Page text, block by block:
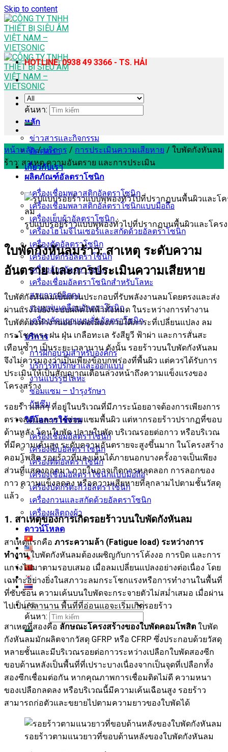
Skip to content
หลัก
ข่าวสารและกิจกรรม
ติดต่อเรา
เกี่ยวกับเรา
ผลิตภัณฑ์อัลตราโซนิก
เครื่องเชื่อมพลาสติกอัลตราโซนิก
เครื่องเชื่อมพลาสติกอัลตราโซนิกแบบมือถือ
เครื่องเย็บผ้าอัลตราโซนิก
เครื่องโฮโมจีไนเซอร์และสกัดด้วยอัลตราโซนิก
เครื่องตัดอัลตราโซนิก
เครื่องบัดกรีอัลตราโซนิก
เครื่องล้างอัลตราโซนิก
เครื่องเชื่อมอัลตราโซนิกสำหรับโลหะ
สายการผลิตถุง
ระบบพ่นเคลือบอัลตราโซนิก
เครื่องคัดแยกแบบสั่นอัลตราโซนิก
บริการ
การฝึกอบรมสำหรับองค์กร
บริการที่ปรึกษาและออกแบบ
งานแปรรูปโลหะ
ซ่อมแซม – บำรุงรักษา
กันซึม
วิดีโอการใช้งาน
เครื่องเชื่อมอัลตราโซนิก
เครื่องเย็บอัลตราโซนิก
เครื่องตัดอัลตราโซนิก
เครื่องเชื่อมอัลตราโซนิกแบบมือถือ
เครื่องบัดกรีตะกั่วอัลตราโซนิก
เครื่องกวนและสกัดด้วยอัลตราโซนิก
เครื่องผลิตถุงผ้า
ดาวน์โหลด
ค้นหา:
HOTLINE: 0938 49 3366 - TS. HẢI
ค้นหา:
หน้าหลัก / บริการ / การประเมินความเสียหาย / ใบพัดกังหันลม
ร้าว: สาเหตุ ความอันตราย และการประเมิน
รูปแบบรอยร้าวแบบพุพองทั่วไปที่ปรากฏบนพื้นผิวและโคร
ใบพัดกังหันลมร้าว: สาเหตุ ระดับความ
อันตราย และการประเมินความเสียหาย
ใบพัดกังหันลมเป็นส่วนประกอบที่รับพลังงานลมโดยตรงและส่ง
ผ่านแรงไปยังระบบผลิตไฟฟ้าทั้งหมด ในระหว่างการทำงาน
ใบพัดต้องทำงานอย่างต่อเนื่องภายใต้ภาระที่เปลี่ยนแปลง ลม
กระโชกแรง ฝน ฝุ่น เกลือทะเล รังสียูวี ฟ้าผ่า และการสั่นสะ
เทือนซ้ำๆ เป็นระยะเวลานาน ดังนั้น รอยร้าวบนใบพัดกังหันลม
จึงไม่ควรมองว่าเป็นเพียงข้อบกพร่องที่พื้นผิว แต่ควรได้รับการ
ประเมินให้เป็นสัญญาณเตือนล่วงหน้าถึงความแข็งแรงของ
โครงสร้าง
รอยร้าวเล็กๆ ที่อยู่ในบริเวณที่มีภาระน้อยอาจต้องการเพียงการ
ตรวจสอบและการซ่อมแซมพื้นผิว แต่หากรอยร้าวปรากฏที่ขอบ
ด้านหลัง โคนใบพัด ปลายใบพัด บริเวณรอยต่อกาว หรือบริเวณ
ที่มีความเค้นสูง ระดับความอันตรายจะสูงขึ้นมาก ในโครงสร้าง
คอมโพสิต รอยร้าวที่มองเห็นได้ภายนอกบางครั้งอาจเป็นเพียง
ส่วนที่แสดงออกมา ภายในอาจเกิดการหลุดลอก การลอกของ
กาว ความแข็งลดลง หรือความเสียหายที่ลุกลามไปตามชั้นวัสดุ
แล้ว
1. สาเหตุของการเกิดรอยร้าวบนใบพัดกังหันลม
สาเหตุแรกคือ ภาระความล้า (Fatigue load) ระหว่างการ
ทำงานใบพัดกังหันลมต้องเผชิญกับการโค้งงอ การบิด และการ
แกว่งไปมาตามรอบเสมอ เมื่อลมเปลี่ยนแปลงอย่างต่อเนื่อง โดย
เฉพาะอย่างยิ่งในสภาวะลมกระโชกแรงหรือการทำงานในพื้นที่
ที่ซับซ้อน ความเค้นบนใบพัดจะกระจายตัวไม่สม่ำเสมอ เมื่อผ่าน
ไปเป็นเวลานาน พื้นที่ที่อ่อนแอจะเริ่มเกิดรอยร้าว
สาเหตุที่สองคือ ลักษณะโครงสร้างของใบพัดคอมโพสิต ใบพัด
กังหันลมมักผลิตจากวัสดุ GFRP หรือ CFRP ซึ่งประกอบด้วยวัสดุ
หลายชั้นและมีบริเวณรอยต่อกาวระหว่างเปลือกใบพัดสองซีก
ขอบด้านหลังเป็นพื้นที่ที่เปราะบางเนื่องจากเป็นจุดที่เปลือกทั้ง
สองซีกเชื่อมต่อกัน หากคุณภาพการเชื่อมติดไม่ดี ความหนา
ของเปลือกลดลง หรือบริเวณนี้มีความเค้นเฉือนสูง รอยร้าว
สามารถก่อตัวและขยายไปตามความยาวของใบพัดได้
รอยร้าวตามแนวยาวที่ขอบด้านหลังของใบพัดกังหันลม